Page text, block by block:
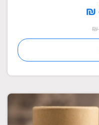
₪